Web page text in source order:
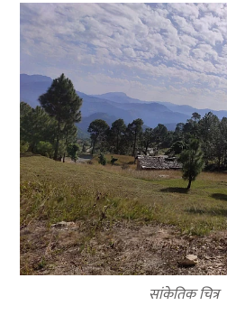
सांकेतिक चित्र